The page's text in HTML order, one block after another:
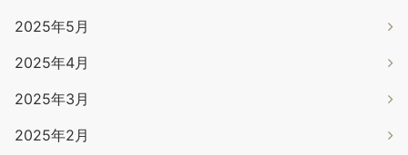
2025年5月
2025年4月
2025年3月
2025年2月